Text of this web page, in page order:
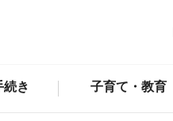
続き 子育て・教育